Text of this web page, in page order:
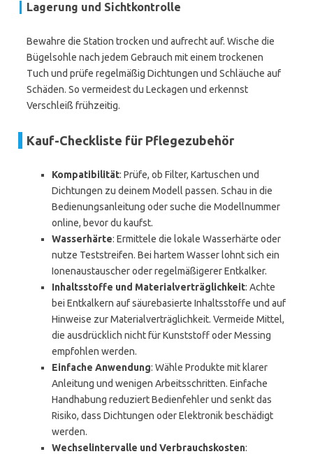
Lagerung und Sichtkontrolle
Bewahre die Station trocken und aufrecht auf. Wische die
Bügelsohle nach jedem Gebrauch mit einem trockenen
Tuch und prüfe regelmäßig Dichtungen und Schläuche auf
Schäden. So vermeidest du Leckagen und erkennst
Verschleiß frühzeitig.
Kauf-Checkliste für Pflegezubehör
Kompatibilität: Prüfe, ob Filter, Kartuschen und
Dichtungen zu deinem Modell passen. Schau in die
Bedienungsanleitung oder suche die Modellnummer
online, bevor du kaufst.
Wasserhärte: Ermittele die lokale Wasserhärte oder
nutze Teststreifen. Bei hartem Wasser lohnt sich ein
Ionenaustauscher oder regelmäßigerer Entkalker.
Inhaltsstoffe und Materialverträglichkeit: Achte
bei Entkalkern auf säurebasierte Inhaltsstoffe und auf
Hinweise zur Materialverträglichkeit. Vermeide Mittel,
die ausdrücklich nicht für Kunststoff oder Messing
empfohlen werden.
Einfache Anwendung: Wähle Produkte mit klarer
Anleitung und wenigen Arbeitsschritten. Einfache
Handhabung reduziert Bedienfehler und senkt das
Risiko, dass Dichtungen oder Elektronik beschädigt
werden.
Wechselintervalle und Verbrauchskosten: